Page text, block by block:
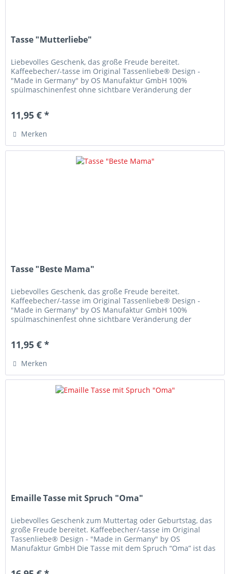
Tasse "Mutterliebe"
Liebevolles Geschenk, das große Freude bereitet.
Kaffeebecher/-tasse im Original Tassenliebe® Design -
"Made in Germany" by OS Manufaktur GmbH 100%
spülmaschinenfest ohne sichtbare Veränderung der
11,95 € *
Merken
Tasse "Beste Mama"
Liebevolles Geschenk, das große Freude bereitet.
Kaffeebecher/-tasse im Original Tassenliebe® Design -
"Made in Germany" by OS Manufaktur GmbH 100%
spülmaschinenfest ohne sichtbare Veränderung der
11,95 € *
Merken
Emaille Tasse mit Spruch "Oma"
Liebevolles Geschenk zum Muttertag oder Geburtstag, das
große Freude bereitet. Kaffeebecher/-tasse im Original
Tassenliebe® Design - "Made in Germany" by OS
Manufaktur GmbH Die Tasse mit dem Spruch “Oma” ist das